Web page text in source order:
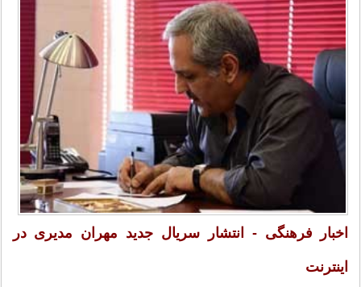
اخبار فرهنگی - انتشار سریال جدید مهران مدیری در
اینترنت